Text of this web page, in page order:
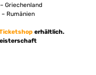
Griechenland
– Rumänien
erhältlich.